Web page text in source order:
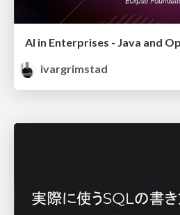
ivargrimstad